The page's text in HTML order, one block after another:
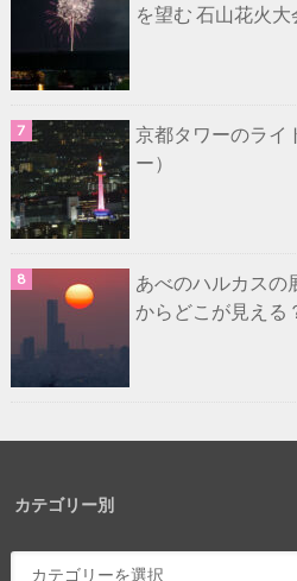
を望む 石山花火大
京都タワーのライ
ー）
あべのハルカスの
からどこが見える
カテゴリー別